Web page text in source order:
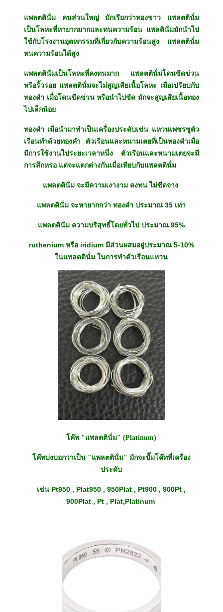
แพลตตินั่ม คนส่วนใหญ่ มักเรียกว่าทองขาว แพลตตินั่ม
เป็นโลหะที่หายากมากและทนความร้อน แพลตินั่มมักนำไป
ใช้กับโรงงานอุตหกรรมที่เกี่ยวกับความร้อนสูง แพลตตินั่ม
ทนความร้อนได้สูง
แพลตตินั่มเป็นโลหะที่คงทนมาก แพลตตินั่มโดนขีดข่วน
หรือริ้วรอย แพลตตินั่มจะไม่สูญเสียเนื้อโลหะ เมื่อเปรียบกับ
ทองคำ เมื่อโดนขีดข่วน หรือนำไปขัด มักจะสูญเสียเนื้อทอง
ไปเล็กน้อย
ทองคำ เมื่อนำมาทำเป็นเครื่องประดับเช่น แหวนเพชรชูตัว
เรือนทำด้วยทองคำ ตัวเรือนและหนามเตยที่เป็นทองคำเมื่อ
มีการใช้งานไประยะเวลาหนึ่ง ตัวเรือนและหนามเตยจะมี
การสึกหรอ แต่จะแตกต่างกันเมื่อเทียบกับแพลตตินั่ม
แพลตตินั่ม จะมีความเงางาม คงทน ไม่ซีดจาง
แพลตตินั่ม จะหายากกว่า ทองคำ ประมาณ 35 เท่า
แพลตตินั่ม ความบริสุทธิ์โดยทั่วไป ประมาณ 95%
rutheniumหรือ iridium มีส่วนผสมอยู่ประมาณ 5-10%
ในแพลตตินั่ม ในการทำตัวเรือนแหวน
โค๊ท "แพลตตินั่ม"(Platinum)
โค๊ทบ่งบอกว่าเป็น "แพลตตินั่ม" มักจะปั๊มโค๊ทที่เครื่อง
ประดับ
เช่น Pt950 , Plat950 , 950Plat , Pt900 , 900Pt ,
900Plat , Pt , Plat,Platinum